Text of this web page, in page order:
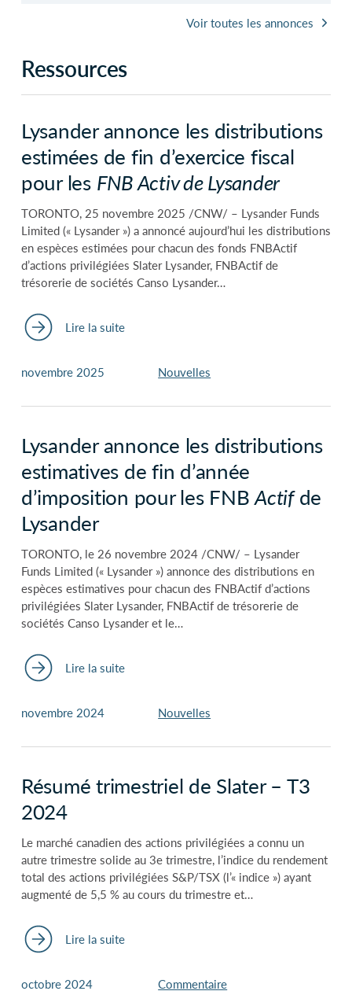
Voir toutes les annonces
Ressources
Lysander annonce les distributions
estimées de fin d’exercice fiscal
pour les FNB Activ de Lysander
TORONTO, 25 novembre 2025 /CNW/ – Lysander Funds
Limited (« Lysander ») a annoncé aujourd’hui les distributions
en espèces estimées pour chacun des fonds FNBActif
d’actions privilégiées Slater Lysander, FNBActif de
trésorerie de sociétés Canso Lysander…
Lire la suite
novembre 2025 Nouvelles
Lysander annonce les distributions
estimatives de fin d’année
d’imposition pour les FNBActifde
Lysander
TORONTO, le 26 novembre 2024 /CNW/ – Lysander
Funds Limited (« Lysander ») annonce des distributions en
espèces estimatives pour chacun des FNBActif d’actions
privilégiées Slater Lysander, FNBActif de trésorerie de
sociétés Canso Lysander et le…
Lire la suite
novembre 2024 Nouvelles
Résumé trimestriel de Slater – T3
2024
Le marché canadien des actions privilégiées a connu un
autre trimestre solide au 3e trimestre, l’indice du rendement
total des actions privilégiées S&P/TSX (l’« indice ») ayant
augmenté de 5,5 % au cours du trimestre et…
Lire la suite
octobre 2024 Commentaire